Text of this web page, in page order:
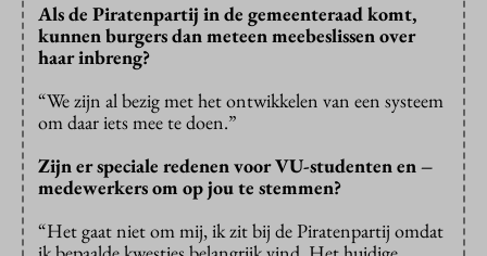
Als de Piratenpartij in de gemeenteraad komt,
kunnen burgers dan meteen meebeslissen over
haar inbreng?
“We zijn al bezig met het ontwikkelen van een systeem
om daar iets mee te doen.”
Zijn er speciale redenen voor VU-studenten en –
medewerkers om op jou te stemmen?
“Het gaat niet om mij, ik zit bij de Piratenpartij omdat